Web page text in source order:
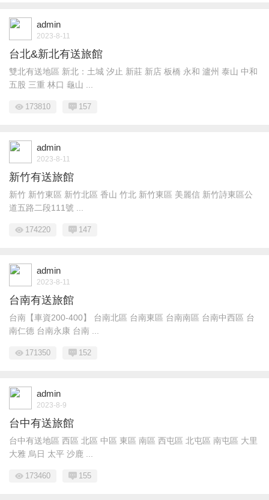
admin
2023-8-11
台北&新北有送旅館
雙北有送地區 新北：土城 汐止 新莊 新店 板橋 永和 瀘州 泰山 中和
五股 三重 林口 龜山 ...
173810 157
admin
2023-8-11
新竹有送旅館
新竹 新竹東區 新竹北區 香山 竹北 新竹東區 美麗信 新竹詩東區公
道五路二段111號 ...
174220 147
admin
2023-8-11
台南有送旅館
台南【車資200-400】 台南北區 台南東區 台南南區 台南中西區 台
南仁德 台南永康 台南 ...
171350 152
admin
2023-8-9
台中有送旅館
台中有送地區 西區 北區 中區 東區 南區 西屯區 北屯區 南屯區 大里
大雅 烏日 太平 沙鹿 ...
173460 155